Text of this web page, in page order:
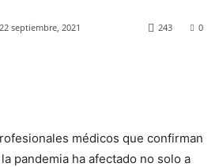
22 septiembre, 2021 0
243
médicos que confirman
pandemia ha afectado no solo a